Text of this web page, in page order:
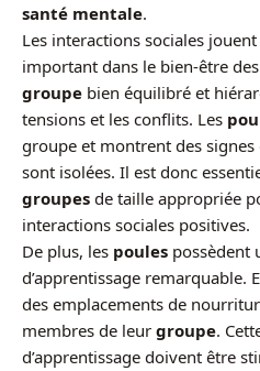
santé mentale.
Les interactions sociales
important dans le bien-être des
groupe bien équilibré et
tensions et les conflits. Les
groupe et montrent des signes
sont isolées. Il est donc
groupes de taille appropriée
interactions sociales positives.
De plus, les poules possèdent
d’apprentissage remarquable.
des emplacements de
membres de leur groupe.
d’apprentissage doivent être